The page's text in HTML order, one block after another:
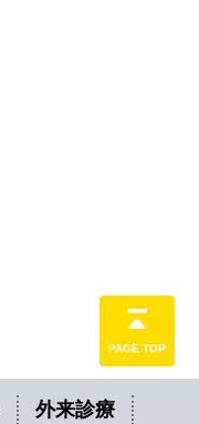
外来診療
PAGE TOP